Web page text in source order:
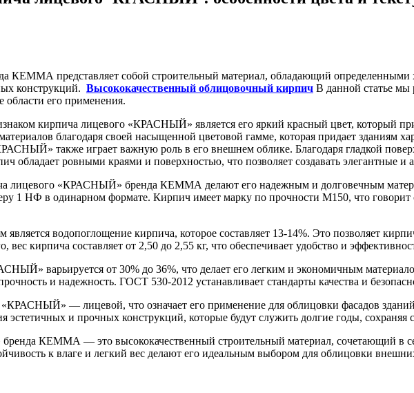
представляет собой строительный материал, обладающий определенными
конструкций. Высококачественный облицовочный кирпич В данной статье мы
области его применения.
кирпича лицевого «КРАСНЫЙ» является его яркий красный цвет, который
благодаря своей насыщенной цветовой гамме, которая придает зданиям
также играет важную роль в его внешнем облике. Благодаря гладкой
обладает ровными краями и поверхностью, что позволяет создавать элегантные и
лицевого «КРАСНЫЙ» бренда КЕММА делают его надежным и долговечным
1 НФ в одинарном формате. Кирпич имеет марку по прочности М150, что
водопоглощение кирпича, которое составляет 13-14%. Это позволяет
вес кирпича составляет от 2,50 до 2,55 кг, что обеспечивает удобство и
варьируется от 30% до 36%, что делает его легким и экономичным
и надежность. ГОСТ 530-2012 устанавливает стандарты качества и
— лицевой, что означает его применение для облицовки фасадов
эстетичных и прочных конструкций, которые будут служить долгие годы,
КЕММА — это высококачественный строительный материал, сочетающий в
к влаге и легкий вес делают его идеальным выбором для облицовки